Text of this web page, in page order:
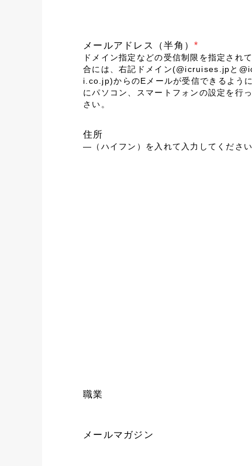
メールアドレス（半角）*
ドメイン指定などの受信制限を指定され
合には、右記ドメイン(@icruises.jpと
i.co.jp)からのEメールが受信できるよう
にパソコン、スマートフォンの設定を行
さい。
住所
―（ハイフン）を入れて入力してください
職業
メールマガジン